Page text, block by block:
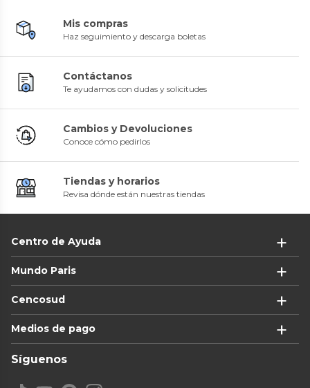
Mis compras
Haz seguimiento y descarga boletas
Contáctanos
Te ayudamos con dudas y solicitudes
Cambios y Devoluciones
Conoce cómo pedirlos
Tiendas y horarios
Revisa dónde están nuestras tiendas
Centro de Ayuda
Mundo Paris
Cencosud
Medios de pago
Síguenos